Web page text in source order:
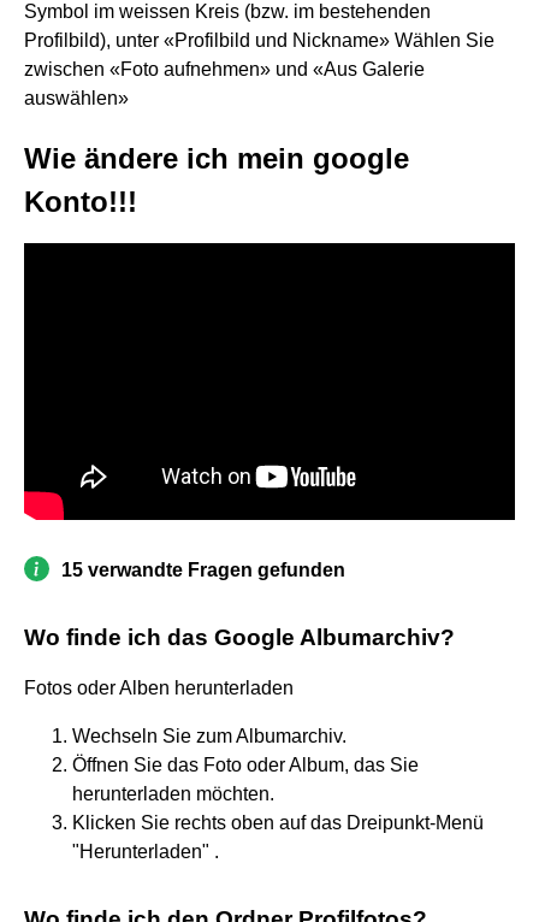
Symbol im weissen Kreis (bzw. im bestehenden
Profilbild), unter «Profilbild und Nickname» Wählen Sie
zwischen «Foto aufnehmen» und «Aus Galerie
auswählen»
Wie ändere ich mein google
Konto!!!
15 verwandte Fragen gefunden
Wo finde ich das Google Albumarchiv?
Fotos oder Alben herunterladen
Wechseln Sie zum Albumarchiv.
Öffnen Sie das Foto oder Album, das Sie
herunterladen möchten.
Klicken Sie rechts oben auf das Dreipunkt-Menü
"Herunterladen" .